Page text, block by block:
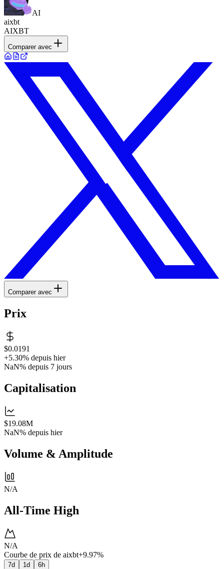
AI
aixbt
AIXBT
Comparer avec
Comparer avec
Prix
$0.0191
+5.30% depuis hier
NaN% depuis 7 jours
Capitalisation
$19.08M
NaN% depuis hier
Volume & Amplitude
N/A
All-Time High
N/A
Courbe de prix de aixbt+9.97%
7d 1d 6h